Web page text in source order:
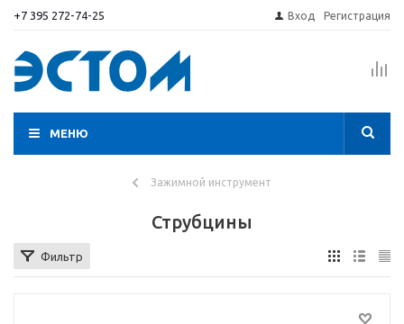
+7 395 272-74-25 Вход Регистрация
МЕНЮ
Зажимной инструмент
Струбцины
Фильтр